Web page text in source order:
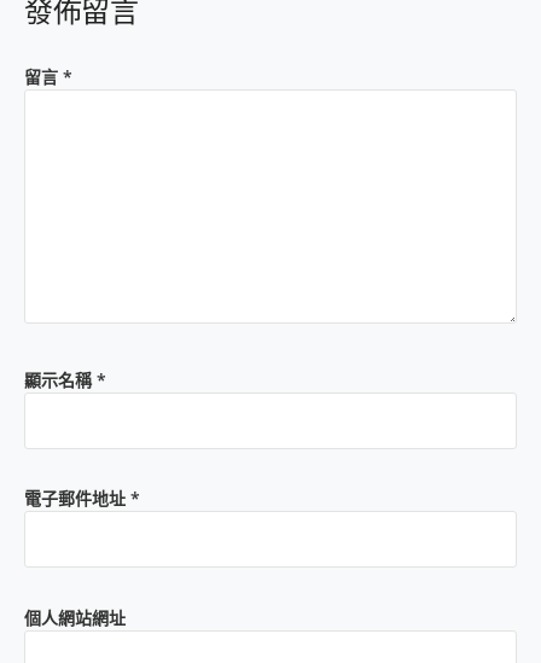
發佈留言
留言 *
顯示名稱*
電子郵件地址 *
個人網站網址